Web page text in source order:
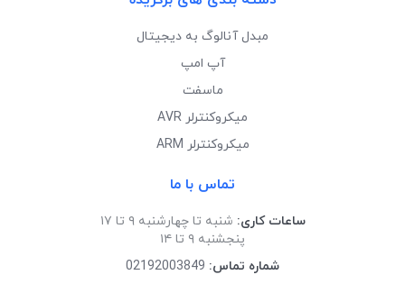
مبدل آنالوگ به دیجیتال
آپ امپ
ماسفت
میکروکنترلر AVR
میکروکنترلر ARM
تماس با ما
ساعات کاری: شنبه تا چهارشنبه ۹ تا ۱۷
پنجشنبه ۹ تا ۱۴
شماره تماس: 02192003849